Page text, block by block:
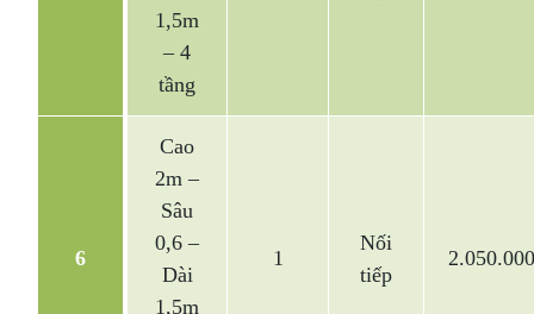
1,5m
– 4
tầng
6
Cao
2m –
Sâu
0,6 –
Dài
1,5m
1
Nối
tiếp
2.050.000